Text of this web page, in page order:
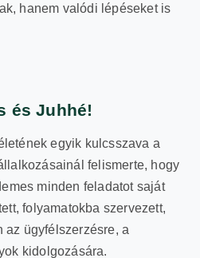
hanem valódi lépéseket is
és Juhhé!
egyik kulcsszava a
felismerte, hogy
minden feladatot saját
folyamatokba szervezett,
az ügyfélszerzésre, a
kidolgozására.